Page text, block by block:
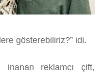
gösterebiliriz?” idi.
inanan reklamcı çift,